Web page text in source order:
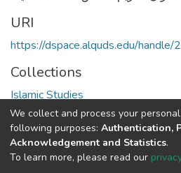
URI
https://dspace.alquds.edu/
Collections
Islamic Studies
Full item page
We collect and process your
following purposes: Authentication,
Acknowledgement and Statistics.
To learn more, please read our